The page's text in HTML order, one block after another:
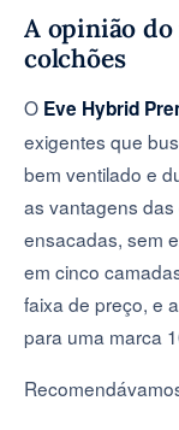
A opinião do
colchões
O Eve Hybrid
exigentes que
bem ventilado e
as vantagens
ensacadas, sem
em cinco
faixa de preço, e
para uma marca